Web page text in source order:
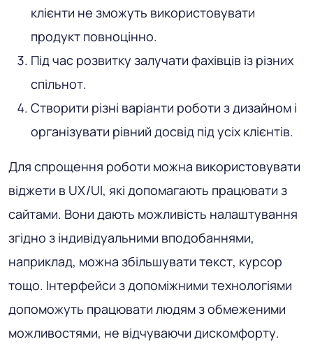
клієнти не зможуть використовувати
продукт повноцінно.
Під час розвитку залучати фахівців із різних
спільнот.
Створити різні варіанти роботи з дизайном і
організувати рівний досвід під усіх клієнтів.
Для спрощення роботи можна використовувати
віджети в UX/UI, які допомагають працювати з
сайтами. Вони дають можливість налаштування
згідно з індивідуальними вподобаннями,
наприклад, можна збільшувати текст, курсор
тощо. Інтерфейси з допоміжними технологіями
допоможуть працювати людям з обмеженими
можливостями, не відчуваючи дискомфорту.